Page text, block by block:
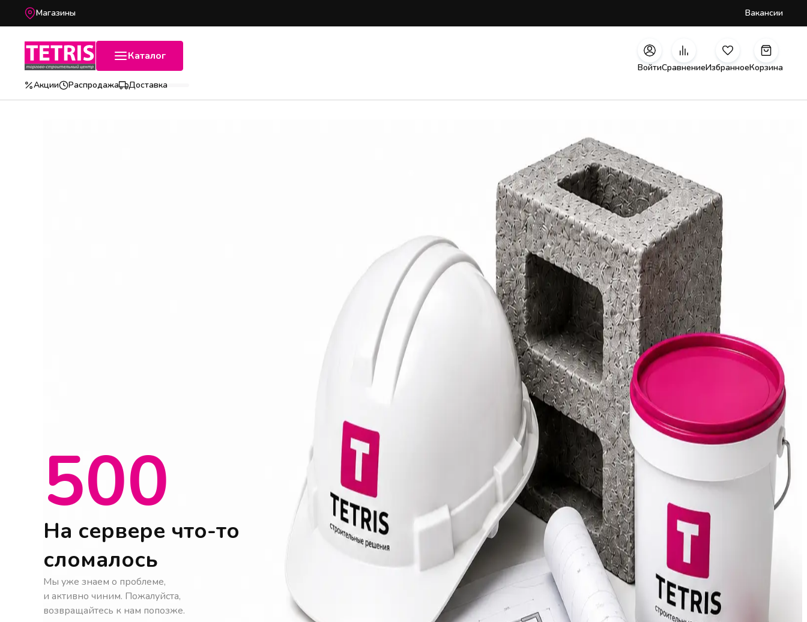
Магазины Вакансии
Каталог
ВойтиСравнениеИзбранноеКорзина
Акции
Распродажа Доставка
500
На сервере что-то
сломалось
Мы уже знаем о проблеме,
и активно чиним. Пожалуйста,
возвращайтесь к нам попозже.